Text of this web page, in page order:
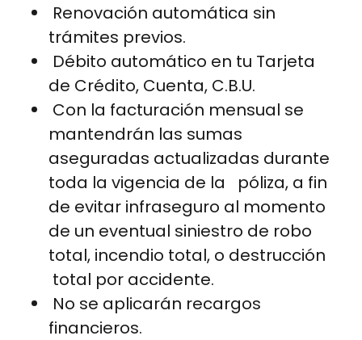
Renovación automática sin
trámites previos.
Débito automático en tu Tarjeta
de Crédito, Cuenta, C.B.U.
Con la facturación mensual se
mantendrán las sumas
aseguradas actualizadas durante
toda la vigencia de la póliza, a fin
de evitar infraseguro al momento
de un eventual siniestro de robo
total, incendio total, o destrucción
total por accidente.
No se aplicarán recargos
financieros.